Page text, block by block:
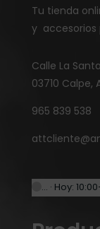
Tu tienda
y accesorios
Calle La
03710 Calpe,
965 839 538
… · Hoy: